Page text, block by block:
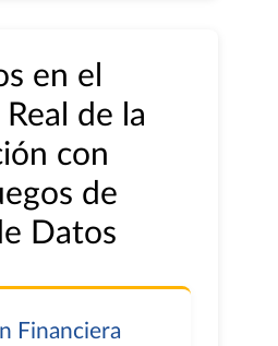
en el
de la
con
de
Datos
Financiera